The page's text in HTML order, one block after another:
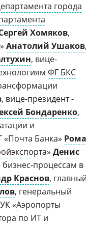
города
Хомяков,
» Анатолий Ушаков
, вице-
ФГ БКС
, вице-президент -
Бондаренко,
и
«Почта Банка»
» Денис
процессам в
Краснов,
, генеральный
«Аэропорты
по ИТ и